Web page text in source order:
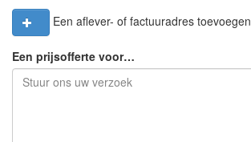
Een aflever- of factuuradres toevoegen
Een prijsofferte voor…